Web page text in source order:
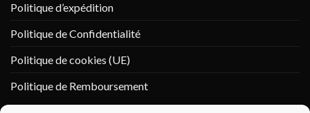
Politique d’expédition
Politique de Confidentialité
Politique de cookies (UE)
Politique de Remboursement